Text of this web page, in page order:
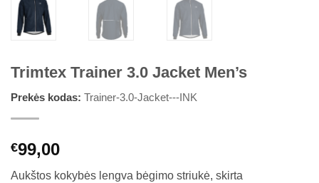
Trimtex Trainer 3.0 Jacket Men’s
Prekės kodas: Trainer-3.0-Jacket---INK
€99,00
Aukštos kokybės lengva bėgimo striukė, skirta